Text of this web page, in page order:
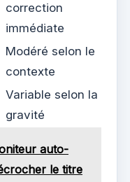
correction
immédiate
Modéré selon le
contexte
Variable selon la
gravité
auto-
le titre